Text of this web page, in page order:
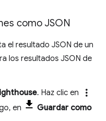
como JSON
el resultado JSON de un
los resultados JSON de
. Haz clic en more_vert
en
Guardar como